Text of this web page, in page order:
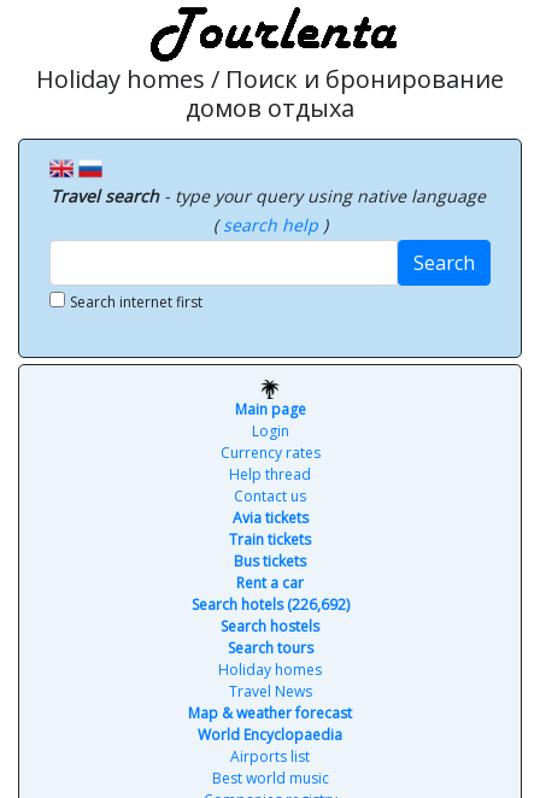
Holiday homes / Поиск и бронирование
домов отдыха
Travel search- type your query using native language
(search help )
Search
Search internet first
Main page
Login
Currency rates
Help thread
Contact us
Avia tickets
Train tickets
Bus tickets
Rent a car
Search hotels (226,692)
Search hostels
Search tours
Holiday homes
Travel News
Map & weather forecast
World Encyclopaedia
Airports list
Best world music